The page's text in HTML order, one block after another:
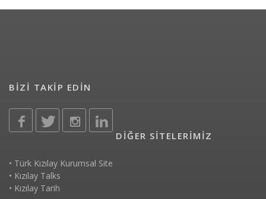
BİZİ TAKİP EDİN
DİĞER SİTELERİMİZ
• Türk Kızılay Kurumsal Site
• Kızılay Talks
• Kızılay Tarih